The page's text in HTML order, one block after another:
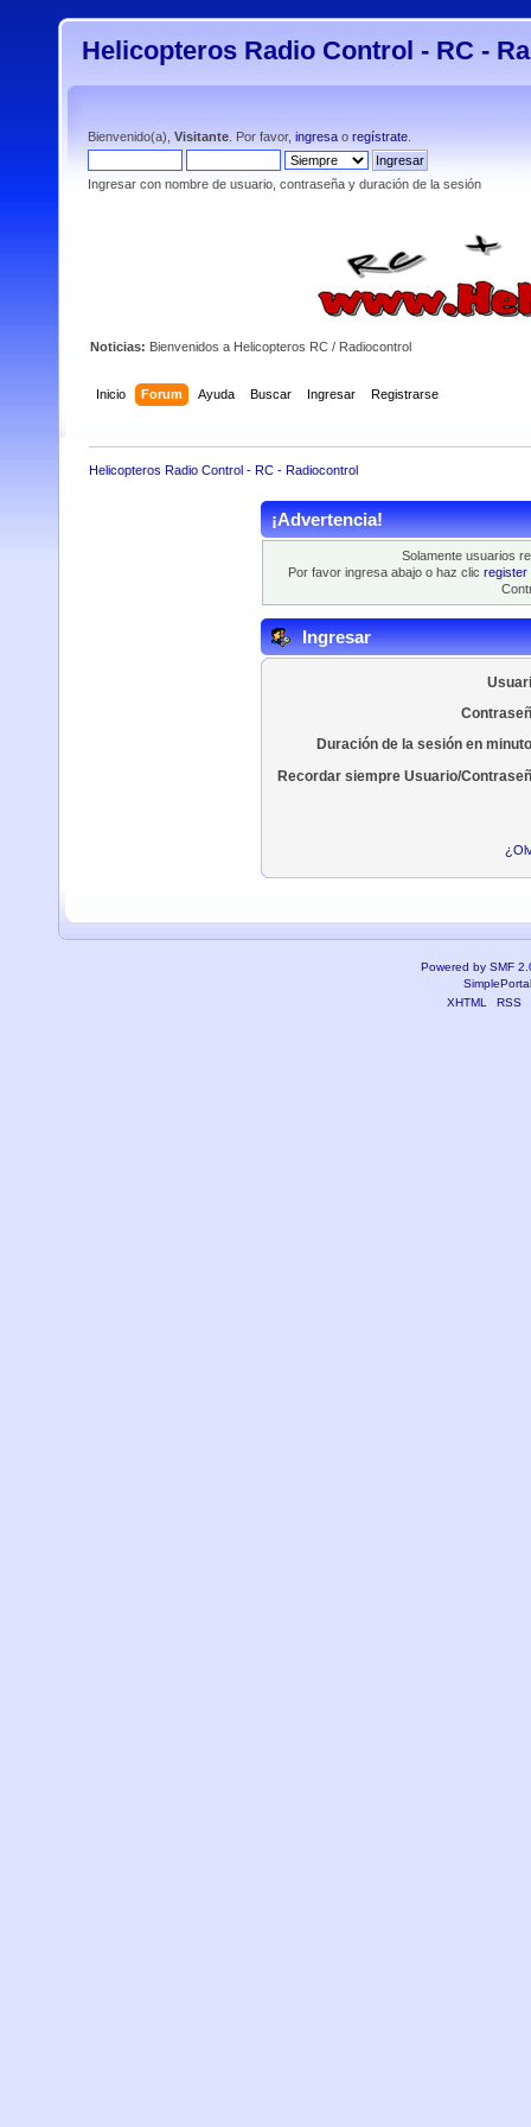
Helicopteros Radio Control - RC -
Bienvenido(a), Visitante . Por favor, ingresa o regístrate
Ingresar con nombre de usuario, contraseña y duración de la sesión
Noticias: Bienvenidos a Helicopteros RC / Radiocontrol
Inicio Forum Ayuda Buscar Ingresar Registrarse
Helicopteros Radio Control - RC - Radiocontrol
¡Advertencia!
Solamente usuarios
Por favor ingresa abajo o haz clic register
Ingresar
Duración de la sesión en
Recordar siempre Usuario/
Powered by SMF
XHTML
RSS